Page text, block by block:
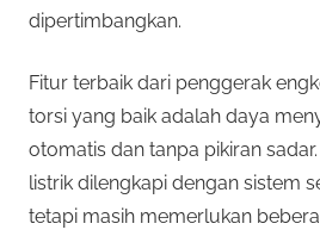
dipertimbangkan.
Fitur terbaik dari penggerak
torsi yang baik adalah daya
otomatis dan tanpa pikiran
listrik dilengkapi dengan sistem
tetapi masih memerlukan